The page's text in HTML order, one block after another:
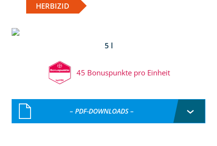
HERBIZID
5 l
45 Bonuspunkte pro Einheit
– PDF-DOWNLOADS –